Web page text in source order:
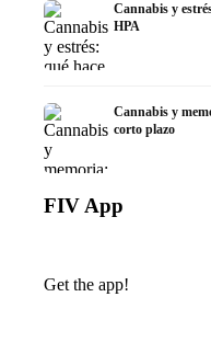
Cannabis y
HPA
Cannabis y
corto plazo
FIV App
Get the app!